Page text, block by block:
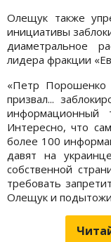
Олещук также
инициативы
диаметральное
лидера фракции
«Петр Порошенко
призвал...
информационный
Интересно, что
более 100
давят на
собственной
требовать
Олещук и